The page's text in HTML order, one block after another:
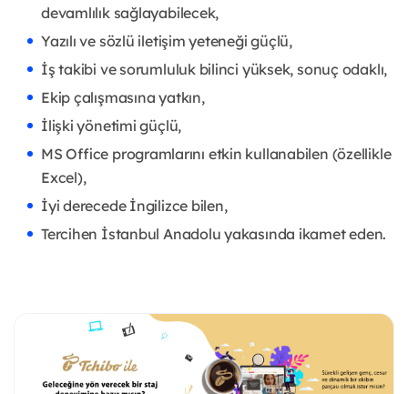
devamlılık sağlayabilecek,
Yazılı ve sözlü iletişim yeteneği güçlü,
İş takibi ve sorumluluk bilinci yüksek, sonuç odaklı,
Ekip çalışmasına yatkın,
İlişki yönetimi güçlü,
MS Office programlarını etkin kullanabilen (özellikle
Excel),
İyi derecede İngilizce bilen,
Tercihen İstanbul Anadolu yakasında ikamet eden.